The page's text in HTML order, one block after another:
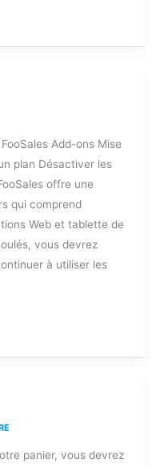
Add-ons Mise
plan Désactiver les
offre une
qui comprend
Web et tablette de
vous devrez
à utiliser les
panier, vous devrez